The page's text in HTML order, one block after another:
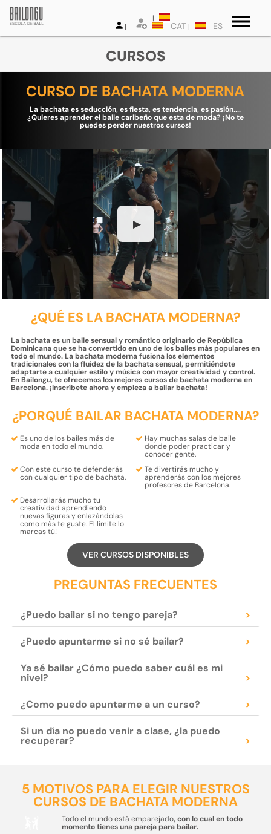
CAT ES
CURSOS
CURSO DE BACHATA MODERNA
La bachata es seducción, es fiesta, es tendencia, es pasión....
¿Quieres aprender el baile caribeño que esta de moda? ¡No te
puedes perder nuestros cursos!
▶
¿QUÉ ES LA BACHATA MODERNA?
La bachata es un baile sensual y romántico originario de República
Dominicana que se ha convertido en uno de los bailes más populares en
todo el mundo. La bachata moderna fusiona los elementos
tradicionales con la fluidez de la bachata sensual, permitiéndote
adaptarte a cualquier estilo y música con mayor creatividad y control.
En Bailongu, te ofrecemos los mejores cursos de bachata moderna en
Barcelona. ¡Inscríbete ahora y empieza a bailar bachata!
¿PORQUÉ BAILAR BACHATA MODERNA?
Es uno de los bailesmás de
moda en todo el mundo.
Hay muchas salas de baile
donde poderpracticar y
conocer gente.
Con este curso te defenderás
concualquier tipo de bachata.
Tedivertirásmucho y
aprenderáscon losmejores
profesoresde Barcelona.
Desarrollarás mucho tu
creatividad aprendiendo
nuevas figurasy enlazándolas
como más te guste.El límite lo
marcas tú!
VER CURSOS DISPONIBLES
PREGUNTAS FRECUENTES
¿Puedo bailar si no tengo pareja? >
¿Puedo apuntarme si no sé bailar? >
Ya sé bailar ¿Cómo puedo saber cuál es mi
nivel? >
¿Como puedo apuntarme a un curso? >
Si un día no puedo venir a clase, ¿la puedo
recuperar? >
5 MOTIVOS PARA ELEGIR NUESTROS
CURSOS DE BACHATA MODERNA
Todo el mundo está emparejado, con lo cual en todo
momento tienes una pareja para bailar.